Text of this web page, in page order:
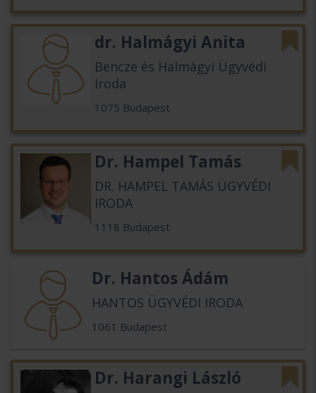
dr. Halmágyi Anita
Bencze és Halmágyi Ügyvédi
Iroda
1075 Budapest
Dr. Hampel Tamás
DR. HAMPEL TAMÁS ÜGYVÉDI
IRODA
1118 Budapest
Dr. Hantos Ádám
HANTOS ÜGYVÉDI IRODA
1061 Budapest
Dr. Harangi László